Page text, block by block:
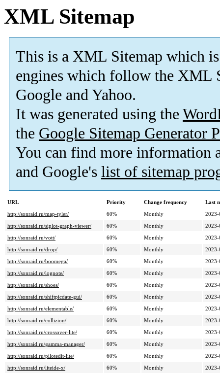
XML Sitemap
This is a XML Sitemap which is
engines which follow the XML
Google and Yahoo.
It was generated using the
the Google Sitemap Generator
You can find more information
and Google's list of sitemap
URL Priority Change frequency
Last
http://sonraid.ru/map-tyler/
60% Monthly
2023-
http://sonraid.ru/siplot-graph-viewer/
60% Monthly
2023-
http://sonraid.ru/vott/
60% Monthly
2023-
http://sonraid.ru/drop/
60% Monthly
2023-
http://sonraid.ru/boomega/
60% Monthly
2023-
http://sonraid.ru/lognote/
60% Monthly
2023-
http://sonraid.ru/shoes/
60% Monthly
2023-
http://sonraid.ru/shiftpicdate-gui/
60% Monthly
2023-
http://sonraid.ru/elementable/
60% Monthly
2023-
http://sonraid.ru/collizion/
60% Monthly
2023-
http://sonraid.ru/crossover-lite/
60% Monthly
2023-
http://sonraid.ru/gamma-manager/
60% Monthly
2023-
http://sonraid.ru/pilotedit-lite/
60% Monthly
2023-
http://sonraid.ru/liteide-x/
60% Monthly
2023-